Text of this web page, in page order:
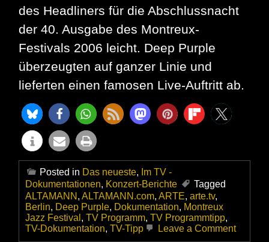
des Headliners für die Abschlussnacht
der 40. Ausgabe des Montreux-
Festivals 2006 leicht. Deep Purple
überzeugten auf ganzer Linie und
lieferten einen famosen Live-Auftritt ab.
Posted in Das neueste, Im TV -
Dokumentationen, Konzert-Berichte
Tagged
ALTAMANN , ALTAMANN.com, ARTE, arte.tv,
Berlin, Deep Purple, Dokumentation, Montreux
Jazz Festival , TV Programm, TV Programmtipp,
TV-Dokumentation, TV-Tipp Leave a Commenton